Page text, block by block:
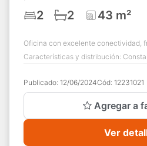
2 2 43 m²
Oficina con excelente conectividad,
Características y distribución:
Publicado: 12/06/2024Cód: 12231021
Agregar a
Ver